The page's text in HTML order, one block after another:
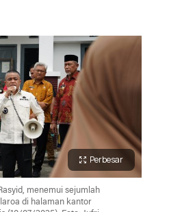
Perbesar
menemui sejumlah
di halaman kantor